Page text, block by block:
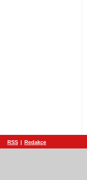
RSS | Redakce